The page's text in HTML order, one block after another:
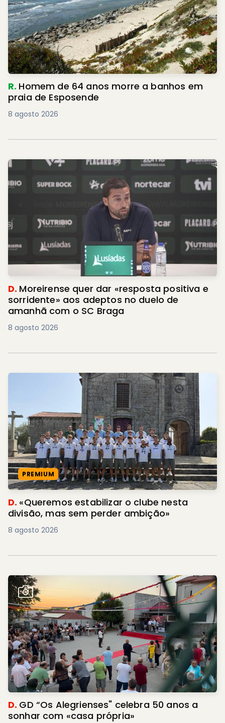
R. Homem de 64 anos morre a banhos em
praia de Esposende
8 agosto 2026
D. Moreirense quer dar «resposta positiva e
sorridente» aos adeptos no duelo de
amanhã com o SC Braga
8 agosto 2026
PREMIUM
D. «Queremos estabilizar o clube nesta
divisão, mas sem perder ambição»
8 agosto 2026
D. GD “Os Alegrienses" celebra 50 anos a
sonhar com «casa própria»